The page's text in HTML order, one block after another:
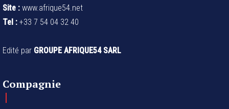
Site : www.afrique54.net
Tel : +33 7 54 04 32 40
Edité par GROUPE AFRIQUE54 SARL
Compagnie